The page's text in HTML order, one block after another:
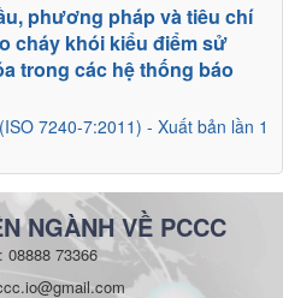
7240-7:2011) - Xuất bản lần 1
phương pháp và tiêu chí
cháy khói kiểu điểm sử
trong các hệ thống báo
NGÀNH VỀ PCCC
08888 73366